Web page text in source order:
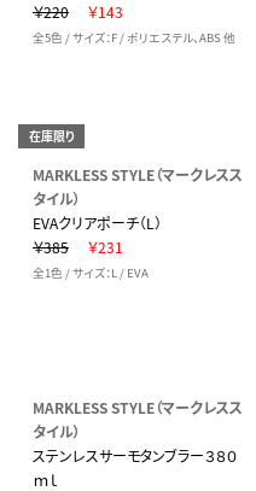
￥220
￥143
全5色 / サイズ：F / ポリエステル、ABS 他
在庫限り
MARKLESS STYLE（マークレスス
タイル）
EVAクリアポーチ（L）
￥385
￥231
全1色 / サイズ：L / EVA
MARKLESS STYLE（マークレスス
タイル）
ステンレスサーモタンブラー３８０
ｍｌ